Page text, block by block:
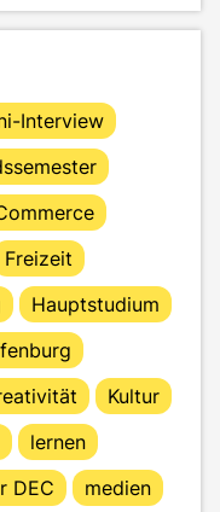
Interview
Freizeit
Hauptstudium
Kultur
lernen
DEC
medien